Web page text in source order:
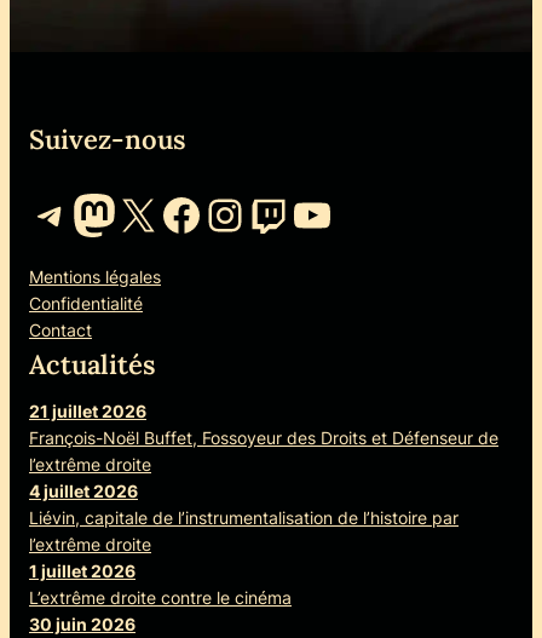
Suivez-nous
Telegram
Mastodon
X Facebook
Instagram
Twitch
YouTube
Mentions légales
Confidentialité
Contact
Actualités
21 juillet 2026
François-Noël Buffet, Fossoyeur des Droits et Défenseur de
l’extrême droite
4 juillet 2026
Liévin, capitale de l’instrumentalisation de l’histoire par
l’extrême droite
1 juillet 2026
L’extrême droite contre le cinéma
30 juin 2026